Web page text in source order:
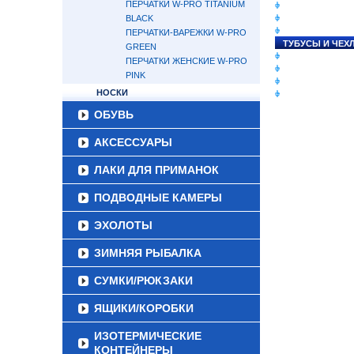
ПЕРЧАТКИ W-PRO TITANIUM
BLACK
ПЕРЧАТКИ-ВАРЕЖКИ W-PRO
GREEN
ПЕРЧАТКИ ЖЕНСКИЕ W-PRO
PINK
НОСКИ
ОБУВЬ
АКСЕССУАРЫ
ЛАКИ ДЛЯ ПРИМАНОК
ПОДВОДНЫЕ КАМЕРЫ
ЭХОЛОТЫ
ЗИМНЯЯ РЫБАЛКА
СУМКИ/РЮКЗАКИ
ЯЩИКИ/КОРОБКИ
ИЗОТЕРМИЧЕСКИЕ
КОНТЕЙНЕРЫ
ТУБУСЫ И